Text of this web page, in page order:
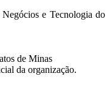
e Tecnologia do
de Minas
da organização.